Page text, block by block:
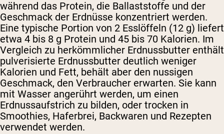
während das Protein, die Ballaststoffe und der
Geschmack der Erdnüsse konzentriert werden.
Eine typische Portion von 2 Esslöffeln (12 g) liefert
etwa 4 bis 8 g Protein und 45 bis 70 Kalorien. Im
Vergleich zu herkömmlicher Erdnussbutter enthält
pulverisierte Erdnussbutter deutlich weniger
Kalorien und Fett, behält aber den nussigen
Geschmack, den Verbraucher erwarten. Sie kann
mit Wasser angerührt werden, um einen
Erdnussaufstrich zu bilden, oder trocken in
Smoothies, Haferbrei, Backwaren und Rezepten
verwendet werden.